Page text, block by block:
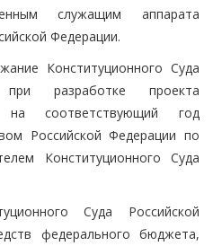
служащим аппарата
Федерации.
Конституционного Суда
при разработке проекта
соответствующий год
Российской Федерации по
Конституционного Суда
Суда Российской
федерального бюджета,